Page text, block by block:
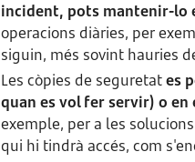
incident, pots mantenir-lo
operacions diàries, per
siguin, més sovint hauries
Les còpies de seguretates
quan es vol fer servir) o en
exemple, per a les
qui hi tindrà accés, com